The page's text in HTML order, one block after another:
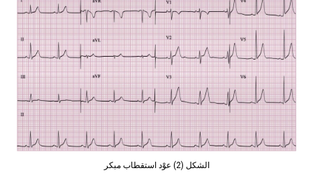
الشكل (2) عوْد استقطاب مبكر